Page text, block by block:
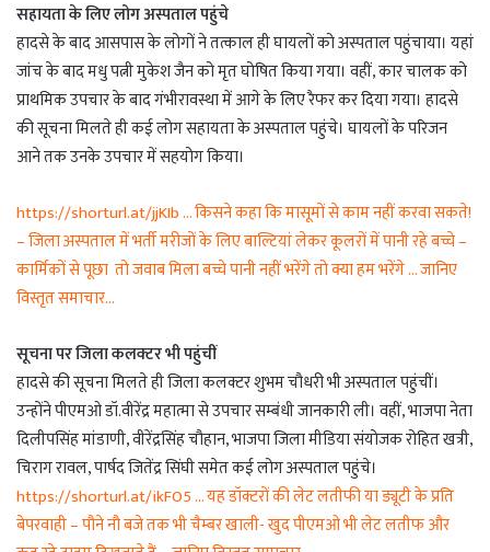
सहायता के लिए लोग अस्पताल पहुंचे
हादसे के बाद आसपास के लोगों ने तत्काल ही घायलों को अस्पताल पहुंचाया। यहां
जांच के बाद मधु पत्नी मुकेश जैन को मृत घोषित किया गया। वहीं, कार चालक को
प्राथमिक उपचार के बाद गंभीरावस्था में आगे के लिए रैफर कर दिया गया। हादसे
की सूचना मिलते ही कई लोग सहायता के अस्पताल पहुंचे। घायलों के परिजन
आने तक उनके उपचार में सहयोग किया।
https://shorturl.at/jjKIb … किसने कहा कि मासूमों से काम नहीं करवा सकते!
– जिला अस्पताल में भर्ती मरीजों के लिए बाल्टियां लेकर कूलरों में पानी रहे बच्चे –
कार्मिकों से पूछा तो जवाब मिला बच्चे पानी नहीं भरेंगे तो क्या हम भरेंगे … जानिए
विस्तृत समाचार…
सूचना पर जिला कलक्टर भी पहुंचीं
हादसे की सूचना मिलते ही जिला कलक्टर शुभम चौधरी भी अस्पताल पहुंचीं।
उन्होंने पीएमओ डॉ.वीरेंद्र महात्मा से उपचार सम्बंधी जानकारी ली। वहीं, भाजपा नेता
दिलीपसिंह मांडाणी, वीरेंद्रसिंह चौहान, भाजपा जिला मीडिया संयोजक रोहित खत्री,
चिराग रावल, पार्षद जितेंद्र सिंघी समेत कई लोग अस्पताल पहुंचे।
https://shorturl.at/ikFO5 … यह डॉक्टरों की लेट लतीफी या ड्यूटी के प्रति
बेपरवाही – पौने नौ बजे तक भी चैम्बर खाली- खुद पीएमओ भी लेट लतीफ और